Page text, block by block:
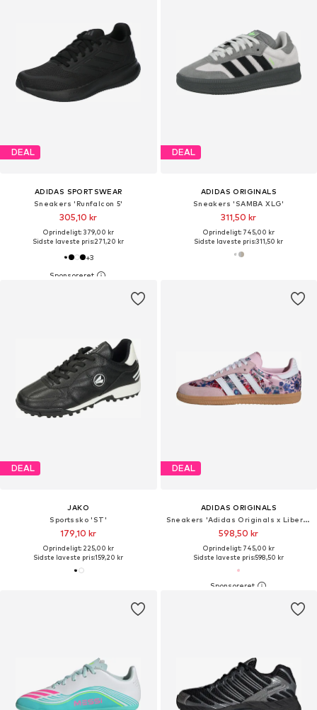
DEAL
ADIDAS SPORTSWEAR
Sneakers 'Runfalcon 5'
305,10 kr
Oprindeligt: 379,00 kr
Sidste laveste pris:271,20 kr
+3
DEAL
ADIDAS ORIGINALS
Sneakers 'SAMBA XLG'
311,50 kr
Oprindeligt: 745,00 kr
Sidste laveste pris:311,50 kr
DEAL
JAKO
Sportssko 'ST'
179,10 kr
Oprindeligt: 225,00 kr
Sidste laveste pris:159,20 kr
DEAL
ADIDAS ORIGINALS
Sneakers 'Adidas Originals x Liberty London Samba OG'
598,50 kr
Oprindeligt: 745,00 kr
Sidste laveste pris:598,50 kr